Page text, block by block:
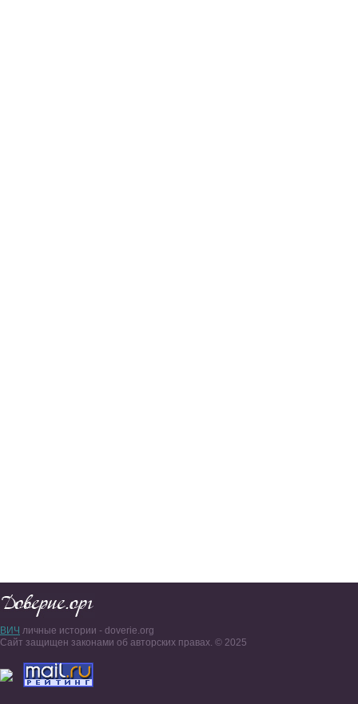
ВИЧ личные истории - doverie.org
Сайт защищен законами об авторских правах. © 2025